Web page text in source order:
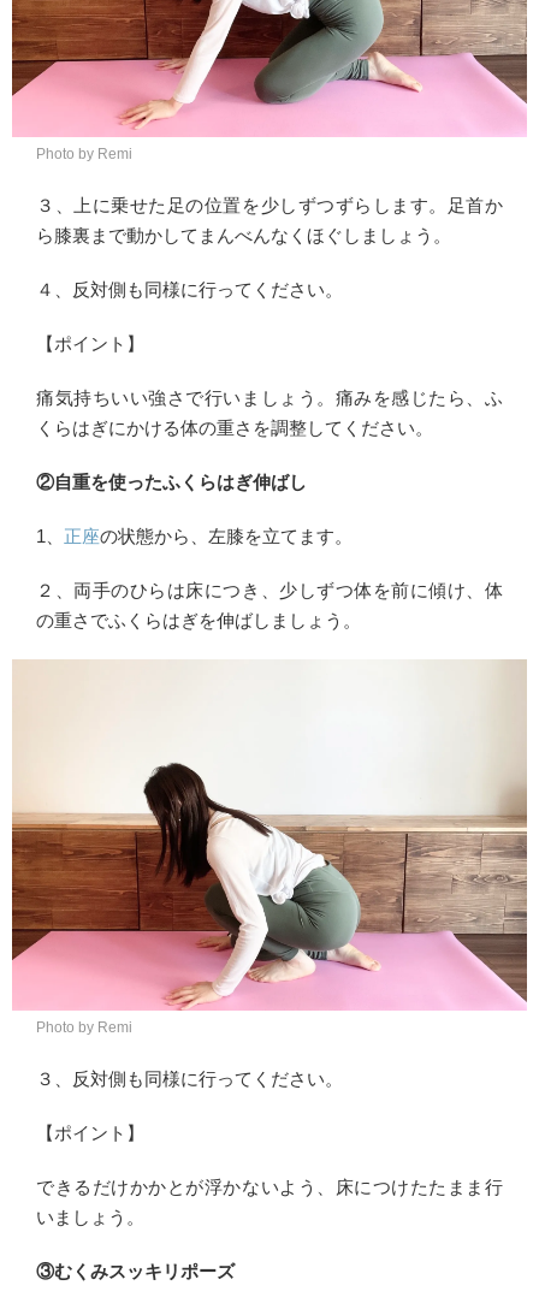
Photo by Remi
３、上に乗せた足の位置を少しずつずらします。足首か
ら膝裏まで動かしてまんべんなくほぐしましょう。
４、反対側も同様に行ってください。
【ポイント】
痛気持ちいい強さで行いましょう。痛みを感じたら、ふ
くらはぎにかける体の重さを調整してください。
②自重を使ったふくらはぎ伸ばし
1、 正座の状態から、左膝を立てます。
２、両手のひらは床につき、少しずつ体を前に傾け、体
の重さでふくらはぎを伸ばしましょう。
Photo by Remi
３、反対側も同様に行ってください。
【ポイント】
できるだけかかとが浮かないよう、床につけたたまま行
いましょう。
③むくみスッキリポーズ